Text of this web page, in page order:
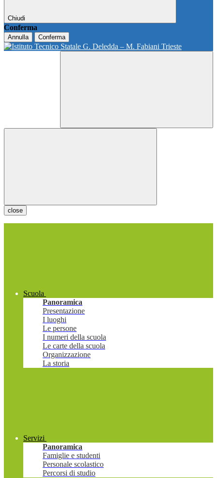
Chiudi
Conferma
Annulla Conferma
close
Scuola
Panoramica
Presentazione
I luoghi
Le persone
I numeri della scuola
Le carte della scuola
Organizzazione
La storia
Servizi
Panoramica
Famiglie e studenti
Personale scolastico
Percorsi di studio